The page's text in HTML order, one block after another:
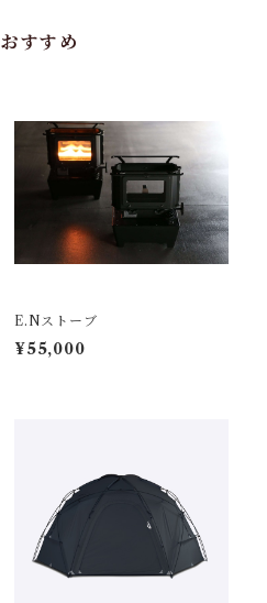
おすすめ
E.Nストーブ
¥55,000